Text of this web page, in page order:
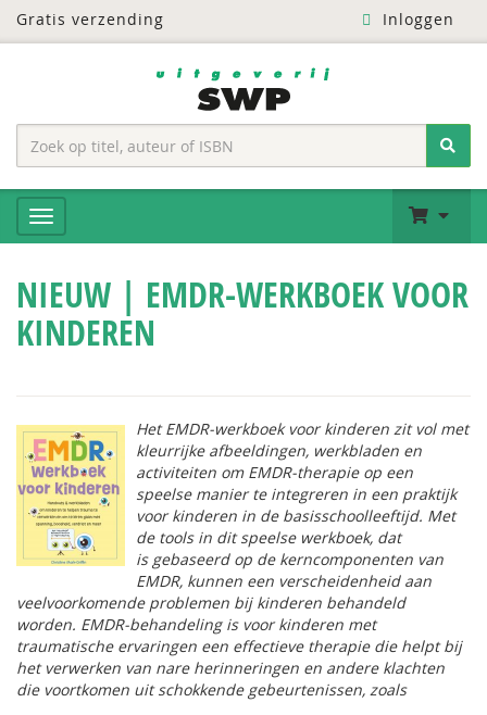
Gratis verzending Inloggen
NIEUW | EMDR-WERKBOEK VOOR
KINDEREN
Het EMDR-werkboek voor kinderen zit vol met
kleurrijke afbeeldingen, werkbladen en
activiteiten om EMDR-therapie op een
speelse manier te integreren in een praktijk
voor kinderen in de basisschoolleeftijd. Met
de tools in dit speelse werkboek, dat
is gebaseerd op de kerncomponenten van
EMDR, kunnen een verscheidenheid aan
veelvoorkomende problemen bij kinderen behandeld
worden. EMDR-behandeling is voor kinderen met
traumatische ervaringen een effectieve therapie die helpt bij
het verwerken van nare herinneringen en andere klachten
die voortkomen uit schokkende gebeurtenissen, zoals